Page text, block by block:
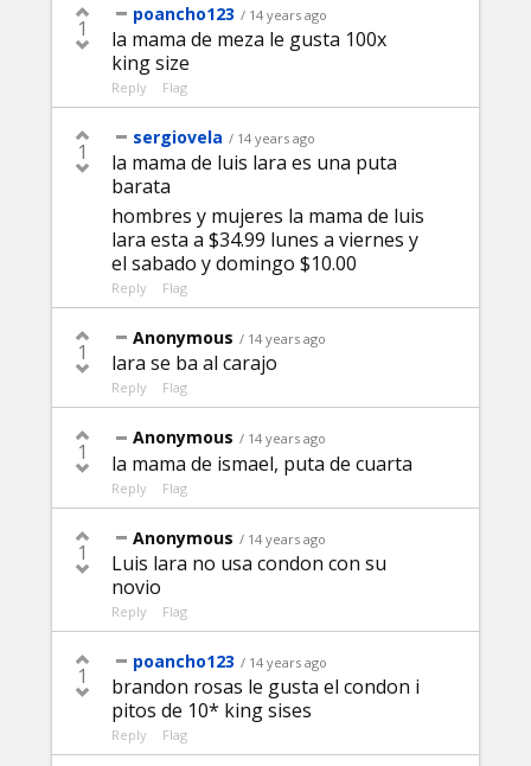
1
poancho123 / 14 years ago
la mama de meza le gusta 100x
king size
Reply Flag
1
sergiovela / 14 years ago
la mama de luis lara es una puta
barata
hombres y mujeres la mama de luis
lara esta a $34.99 lunes a viernes y
el sabado y domingo $10.00
Reply Flag
1
Anonymous / 14 years ago
lara se ba al carajo
Reply Flag
1
Anonymous / 14 years ago
la mama de ismael, puta de cuarta
Reply Flag
1
Anonymous / 14 years ago
Luis lara no usa condon con su
novio
Reply Flag
1
poancho123 / 14 years ago
brandon rosas le gusta el condon i
pitos de 10* king sises
Reply Flag